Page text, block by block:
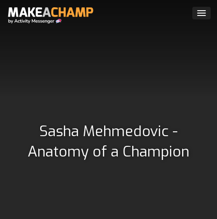
Sasha Mehmedovic -
Anatomy of a Champion